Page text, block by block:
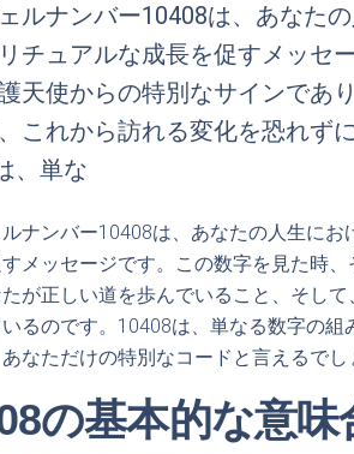
ルナンバー10408は、あなた
チュアルな成長を促すメッセ
天使からの特別なサインであ
これから訪れる変化を恐れず
、単な
ナンバー10408は、あなたの人生に
メッセージです。この数字を見た時
たが正しい道を歩んでいること、そし
るのです。10408は、単なる数字の
なただけの特別なコードと言えるでし
の基本的な意味